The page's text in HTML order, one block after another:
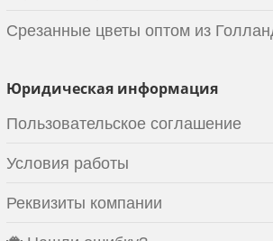
Срезанные цветы оптом из
Юридическая информация
Пользовательское соглашение
Условия работы
Реквизиты компании